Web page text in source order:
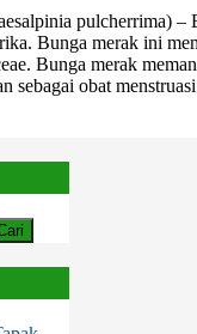
pulcherrima) –
Bunga merak ini
Bunga merak
sebagai obat